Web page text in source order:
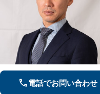
電話でお問い合わせ